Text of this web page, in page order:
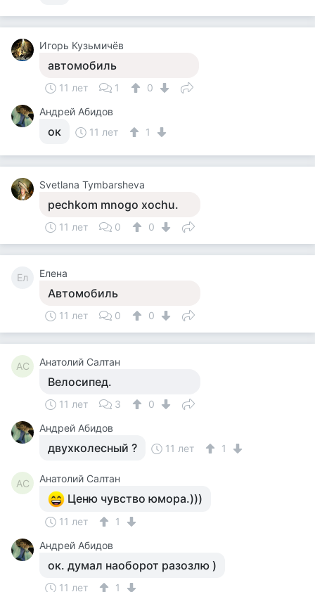
Игорь Кузьмичёв
автомобиль
11 лет 1
0
Андрей Абидов
ок 11 лет 1
Svetlana Tymbarsheva
pechkom mnogo xochu.
11 лет 0 0
Ел Елена
Автомобиль
11 лет 0 0
АС Анатолий Салтан
Велосипед.
11 лет 3
0
Андрей Абидов
двухколесный ? 11 лет 1
АС Анатолий Салтан
Ценю чувство юмора.)))
11 лет
1
Андрей Абидов
ок. думал наоборот разозлю )
11 лет 1